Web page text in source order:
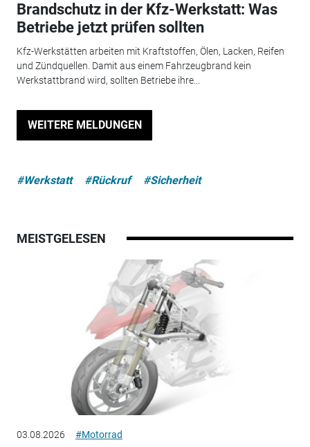
Brandschutz in der Kfz-Werkstatt: Was
Betriebe jetzt prüfen sollten
Kfz-Werkstätten arbeiten mit Kraftstoffen, Ölen, Lacken, Reifen
und Zündquellen. Damit aus einem Fahrzeugbrand kein
Werkstattbrand wird, sollten Betriebe ihre...
WEITERE MELDUNGEN
#Werkstatt #Rückruf #Sicherheit
MEISTGELESEN
03.08.2026 #Motorrad